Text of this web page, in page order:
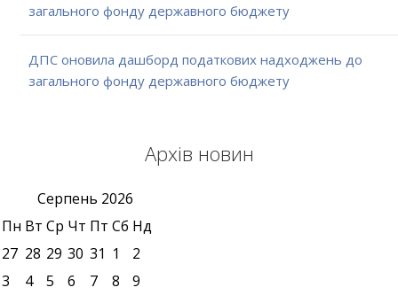
загального фонду державного бюджету
ДПС оновила дашборд податкових надходжень до
загального фонду державного бюджету
Архів новин
Серпень 2026
Пн Вт Ср Чт Пт Сб Нд
27 28 29 30 31 1
2
3
4 5 6 7 8
9